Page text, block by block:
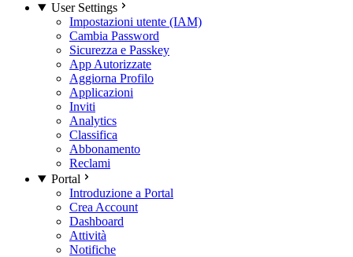
User Settings
Impostazioni utente (IAM)
Cambia Password
Sicurezza e Passkey
App Autorizzate
Aggiorna Profilo
Applicazioni
Inviti
Analytics
Classifica
Abbonamento
Reclami
Portal
Introduzione a Portal
Crea Account
Dashboard
Attività
Notifiche